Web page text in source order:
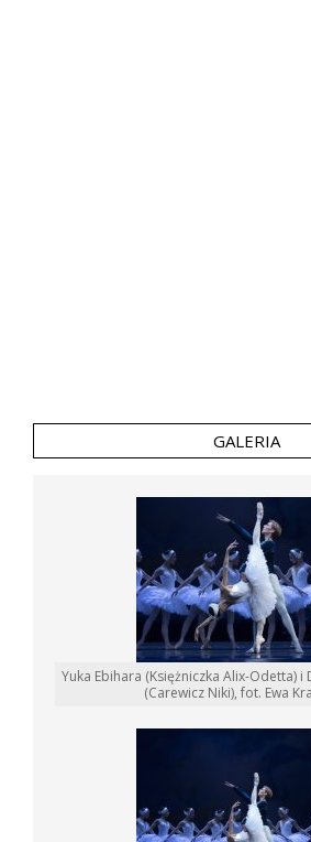
GALERIA
Yuka Ebihara (Księżniczka Alix-Odetta) i
(Carewicz Niki), fot. Ewa